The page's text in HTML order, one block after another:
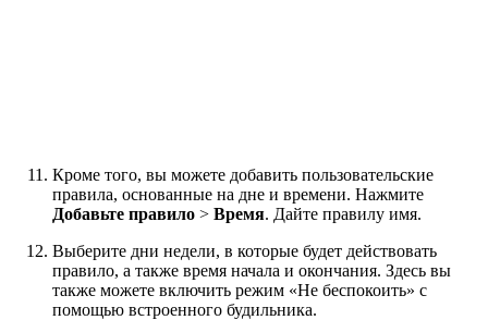
Кроме того, вы можете добавить пользовательские
правила, основанные на дне и времени. Нажмите
Добавьте правило > Время. Дайте правилу имя.
Выберите дни недели, в которые будет действовать
правило, а также время начала и окончания. Здесь вы
также можете включить режим «Не беспокоить» с
помощью встроенного будильника.